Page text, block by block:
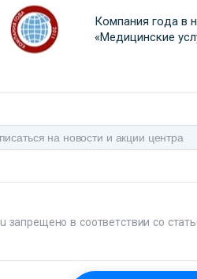
Компания года в
«Медицинские
в соответствии со